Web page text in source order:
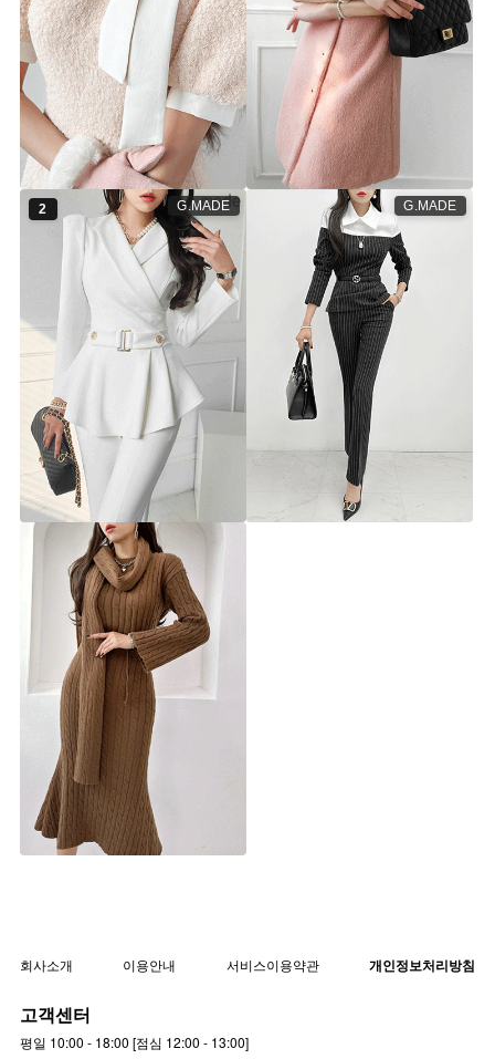
엘사 원피스
▨F/W고별전 50%▨
st7089d [44~66] 2color
50% 44,900원 89,900원
[체온UP] 사뿐 골드 퍼프 원피스
◎
▨F/W고별전 50%▨
st5504d [44~66] 2color
50% 34,900원 69,900원
G.MADE
2
[체온UP] 카일 버클 기모 블라우
스 팬츠 세트ⓟ
▨F/W고별전 70%▨
ts5839s [44~66.5] 3color
70% 29,900원
G.MADE
[체온UP] 델본즈 스트라이프 기
모 블라우스 슬랙스 세트ⓟ
▨F/W고별전 70%▨
ts5934s [44~66.5] 1color
[체온UP] 루니 꽈배기 3종 니트
세트 (머플러set)
▨F/W고별전 50%▨
st6300s [44~66] 3color
회사소개 이용안내 서비스이용약관 개인정보처리방침
고객센터
평일 10:00 - 18:00 [점심 12:00 - 13:00]